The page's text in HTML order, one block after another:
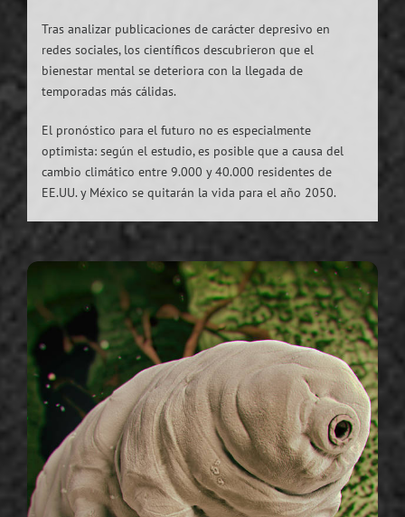
Tras analizar publicaciones de carácter depresivo en
redes sociales, los científicos descubrieron que el
bienestar mental se deteriora con la llegada de
temporadas más cálidas.
El pronóstico para el futuro no es especialmente
optimista: según el estudio, es posible que a causa del
cambio climático entre 9.000 y 40.000 residentes de
EE.UU. y México se quitarán la vida para el año 2050.